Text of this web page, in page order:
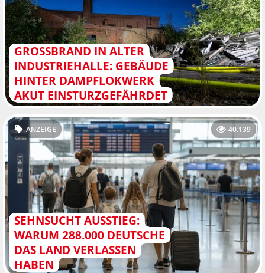
GROSSBRAND IN ALTER I
NDUSTRIEHALLE: GEBÄUDE H
INTER DAMPFLOKWERK A
KUT EINSTURZGEFÄHRDET
SEHNSUCHT AUSSTIEG:
WARUM 288.000 DEUTSCHE
DAS LAND VERLASSEN
HABEN
ANZEIGE 40.139